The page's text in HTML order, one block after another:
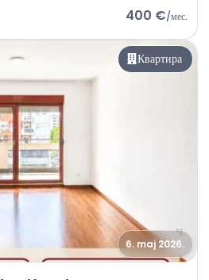
400 €/мес.
Квартира
6. maj 2026.